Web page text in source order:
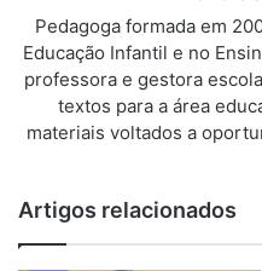
Pedagoga formada em
Educação Infantil e no
professora e gestora
textos para a área
materiais voltados a
Artigos relacionados